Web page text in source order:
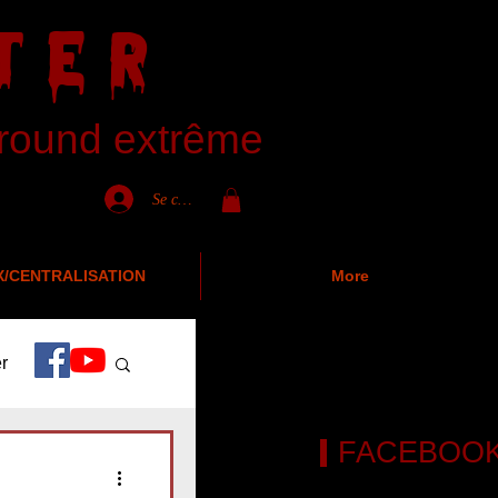
extrême
Se connecter
CENTRALISATION More